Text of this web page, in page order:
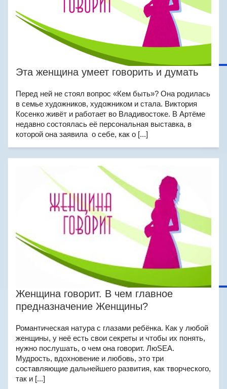
Эта женщина умеет говорить и думать
Перед ней не стоял вопрос «Кем быть»? Она родилась
в семье художников, художником и стала. Виктория
Косенко живёт и работает во Владивостоке. В Артёме
недавно состоялась её персональная выставка, в
которой она заявила о себе, как о [...]
Женщина говорит. В чем главное
предназначение Женщины?
Романтическая натура с глазами ребёнка. Как у любой
женщины, у неё есть свои секреты и чтобы их понять,
нужно послушать, о чем она говорит. ЛюSEA.
Мудрость, вдохновение и любовь, это три
составляющие дальнейшего развития, как творческого,
так и [...]